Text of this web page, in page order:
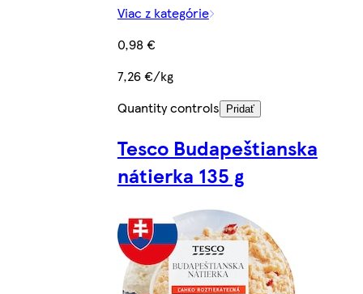
Viac z kategórie
0,98 €
7,26 €/kg
Quantity controls
Pridať
Tesco Budapeštianska
nátierka 135 g